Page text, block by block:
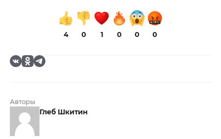
4 0 1 0 0 0
Авторы
Глеб Шкитин